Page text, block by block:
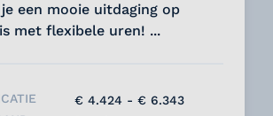
een mooie uitdaging op
met flexibele uren! ...
€ 4.424 - € 6.343